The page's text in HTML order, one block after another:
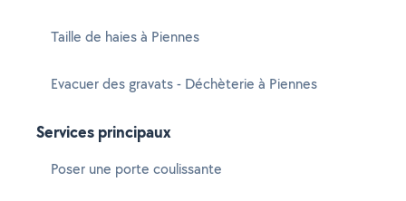
Taille de haies à Piennes
Evacuer des gravats - Déchèterie à Piennes
Services principaux
Poser une porte coulissante